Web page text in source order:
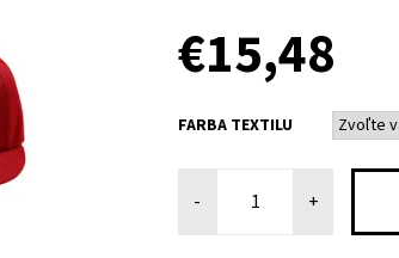
€15,48
FARBA TEXTILU
- +